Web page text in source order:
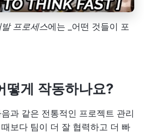
프로세스에는 _어떤 것들이 포
떻게 작동하나요?
과 같은 전통적인 프로젝트 관리
보다 팀이 더 잘 협력하고 더 빠